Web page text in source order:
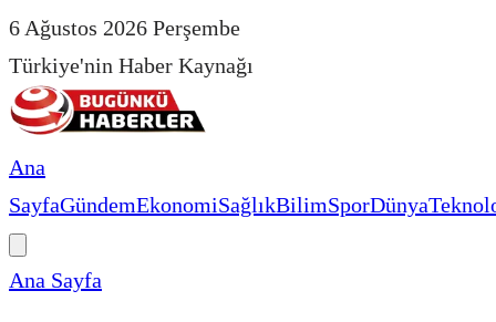
6 Ağustos 2026 Perşembe
Türkiye'nin Haber Kaynağı
Ana
SayfaGündemEkonomiSağlıkBilimSporDünya
Ana Sayfa